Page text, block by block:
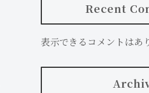
Recent
表示できるコメントはあ